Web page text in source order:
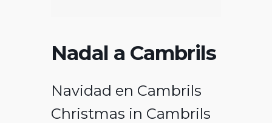
Nadal a Cambrils
Navidad en Cambrils
Christmas in Cambrils